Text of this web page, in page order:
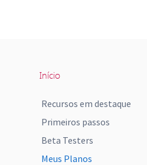
Início
Recursos em destaque
Primeiros passos
Beta Testers
Meus Planos